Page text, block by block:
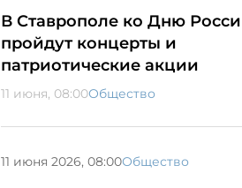
В Ставрополе ко Дню
пройдут концерты и
патриотические акции
11 июня, 08:00Общество
11 июня 2026, 08:00Общество